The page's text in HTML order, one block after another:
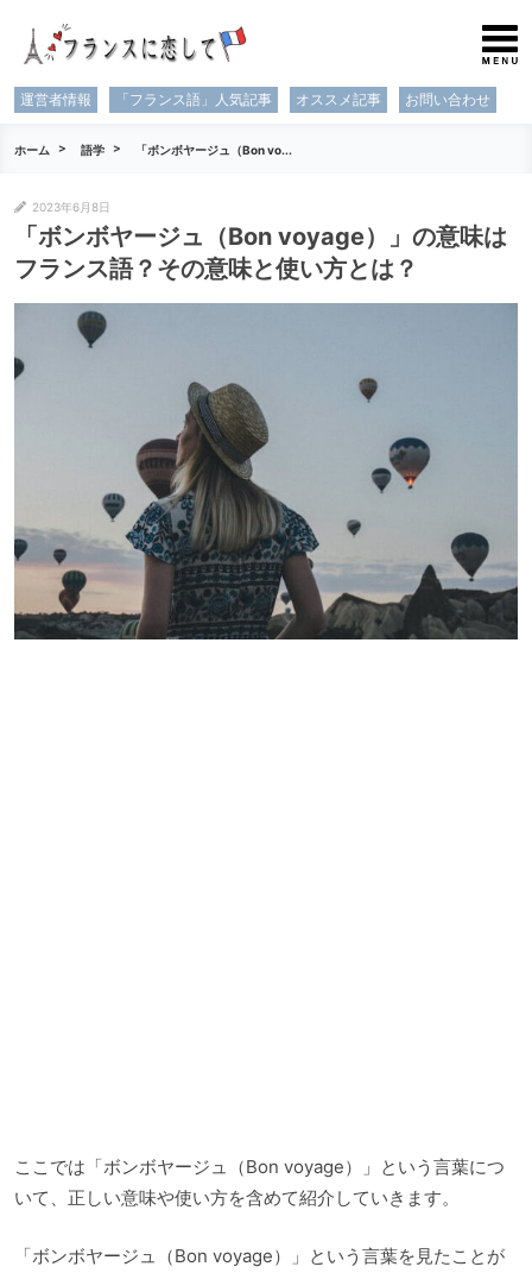
運営者情報 「フランス語」人気記事 オススメ記事 お問い合わせ
ホーム 語学 「ボンボヤージュ（Bon vo...
2023年6月8日
「ボンボヤージュ（Bon voyage）」の意味は
フランス語？その意味と使い方とは？
ここでは「ボンボヤージュ（Bon voyage）」という言葉につ
いて、正しい意味や使い方を含めて紹介していきます。
「ボンボヤージュ（Bon voyage）」という言葉を見たことが